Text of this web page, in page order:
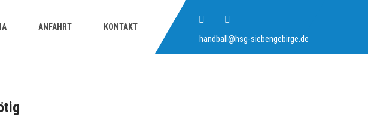
handball@hsg-siebengebirge.de
ANFAHRT KONTAKT